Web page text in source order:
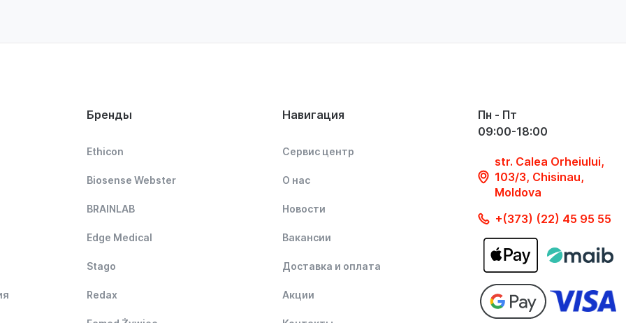
Бренды
Ethicon
Biosense Webster
BRAINLAB
Edge Medical
Stago
Redax
Навигация
Сервис центр
О нас
Новости
Вакансии
Доставка и оплата
Акции
Пн - Пт
09:00-18:00
str. Calea Orheiului,
103/3, Chisinau,
Moldova
+(373) (22) 45 95 55